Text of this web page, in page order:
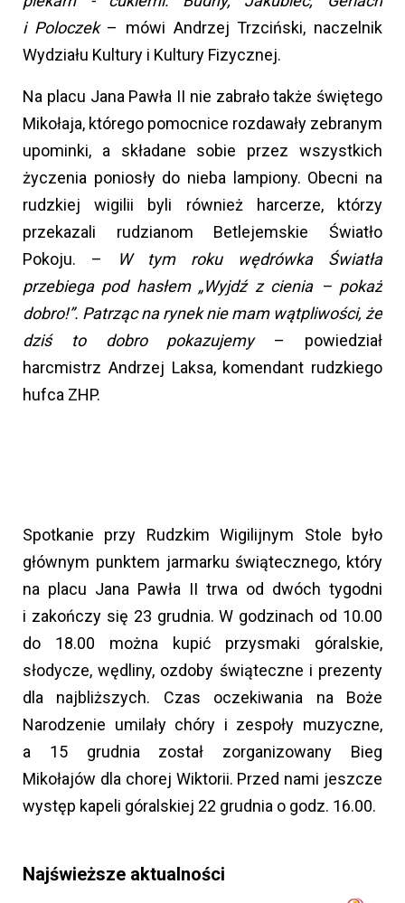
i Poloczek– mówi Andrzej Trzciński, naczelnik
Wydziału Kultury i Kultury Fizycznej.
Na placu Jana Pawła II nie zabrało także świętego
Mikołaja, którego pomocnice rozdawały zebranym
upominki, a składane sobie przez wszystkich
życzenia poniosły do nieba lampiony. Obecni na
rudzkiej wigilii byli również harcerze, którzy
przekazali rudzianom Betlejemskie Światło
Pokoju. –
W tym roku wędrówka Światła
przebiega pod hasłem „Wyjdź z cienia – pokaż
dobro!”. Patrząc na rynek nie mam wątpliwości, że
dziś to dobro pokazujemy– powiedział
harcmistrz Andrzej Laksa, komendant rudzkiego
hufca ZHP.
Spotkanie przy Rudzkim Wigilijnym Stole było
głównym punktem jarmarku świątecznego, który
na placu Jana Pawła II trwa od dwóch tygodni
i zakończy się 23 grudnia. W godzinach od 10.00
do 18.00 można kupić przysmaki góralskie,
słodycze, wędliny, ozdoby świąteczne i prezenty
dla najbliższych. Czas oczekiwania na Boże
Narodzenie umilały chóry i zespoły muzyczne,
a 15 grudnia został zorganizowany Bieg
Mikołajów dla chorej Wiktorii. Przed nami jeszcze
występ kapeli góralskiej 22 grudnia o godz. 16.00.
Najświeższe aktualności